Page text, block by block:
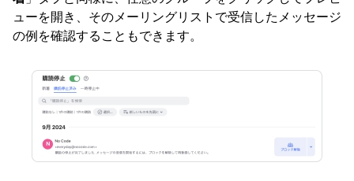
ューを開き、そのメーリングリストで受信したメッセージ
の例を確認することもできます。